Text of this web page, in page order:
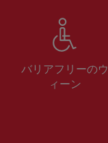
バリアフリーのウ
ィーン